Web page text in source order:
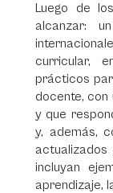
Luego de
alcanzar:
curricular,
prácticos
docente, con
y que
y, además,
incluyan
aprendizaje,